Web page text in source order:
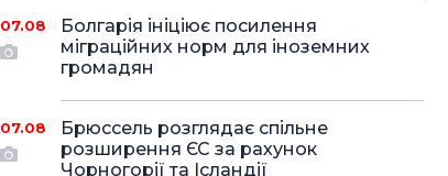
07.08
Болгарія ініціює посилення
міграційних норм для іноземних
громадян
07.08
Брюссель розглядає спільне
розширення ЄС за рахунок
Чорногорії та Ісландії